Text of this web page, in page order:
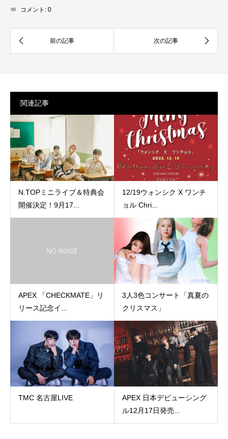
コメント: 0
関連記事
N.TOPミニライブ＆特典会
開催決定！9月17...
12/19ウォンシク X ワンチ
ョル Chri...
APEX 「CHECKMATE」リ
リース記念イ...
3人3色コンサート「真夏の
クリスマス」
TMC 名古屋LIVE
APEX 日本デビューシング
ル12月17日発売...